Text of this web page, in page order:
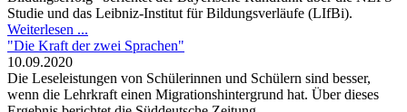
Studie und das Leibniz-Institut für Bildungsverläufe (LIfBi).
Weiterlesen ...
"Die Kraft der zwei Sprachen"
10.09.2020
Die Leseleistungen von Schülerinnen und Schülern sind besser,
wenn die Lehrkraft einen Migrationshintergrund hat. Über dieses